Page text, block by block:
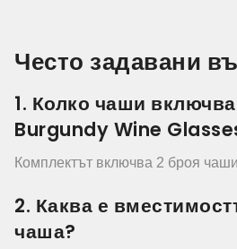
Често задавани
1. Колко чаши
Burgundy Wine
Комплектът включва 2 броя
2. Каква е
чаша?